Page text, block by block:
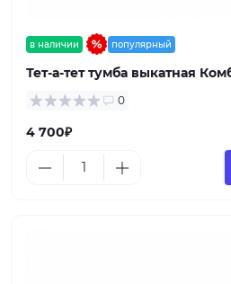
в наличии популярный
Тет-а-тет тумба выкатная
0
4 700₽